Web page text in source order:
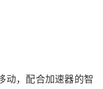
动，配合加速器的智